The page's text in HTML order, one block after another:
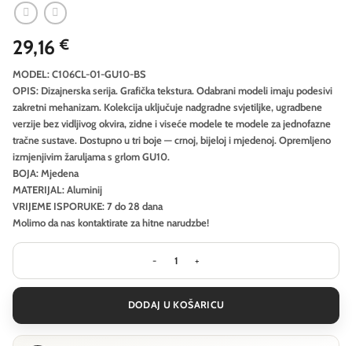
29,16 €
MODEL: C106CL-01-GU10-BS
OPIS: Dizajnerska serija. Grafička tekstura. Odabrani modeli imaju podesivi
zakretni mehanizam. Kolekcija uključuje nadgradne svjetiljke, ugradbene
verzije bez vidljivog okvira, zidne i viseće modele te modele za jednofazne
tračne sustave. Dostupno u tri boje — crnoj, bijeloj i mjedenoj. Opremljeno
izmjenjivim žaruljama s grlom GU10.
BOJA: Mjedena
MATERIJAL: Aluminij
VRIJEME ISPORUKE: 7 do 28 dana
Molimo da nas kontaktirate za hitne narudzbe!
Stropna svjetiljka Technical Calipso
DODAJ U KOŠARICU